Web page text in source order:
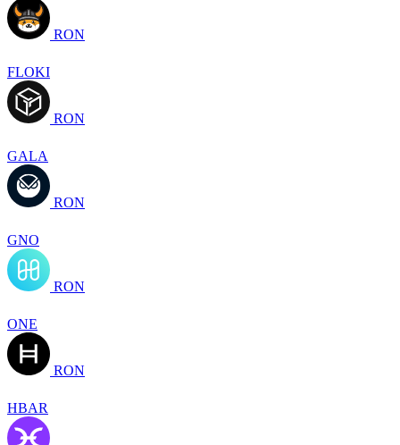
RON
FLOKI
RON
GALA
RON
GNO
RON
ONE
RON
HBAR